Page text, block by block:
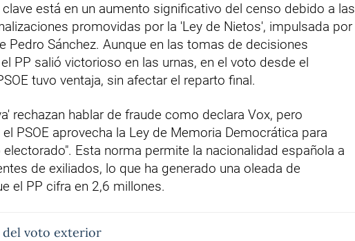
clave está en un aumento significativo del censo debido a las
promovidas por la 'Ley de Nietos', impulsada por
Pedro Sánchez. Aunque en las tomas de decisiones
PP salió victorioso en las urnas, en el voto desde el
tuvo ventaja, sin afectar el reparto final.
rechazan hablar de fraude como declara Vox, pero
PSOE aprovecha la Ley de Memoria Democrática para
electorado". Esta norma permite la nacionalidad española a
de exiliados, lo que ha generado una oleada de
el PP cifra en 2,6 millones.
del voto exterior